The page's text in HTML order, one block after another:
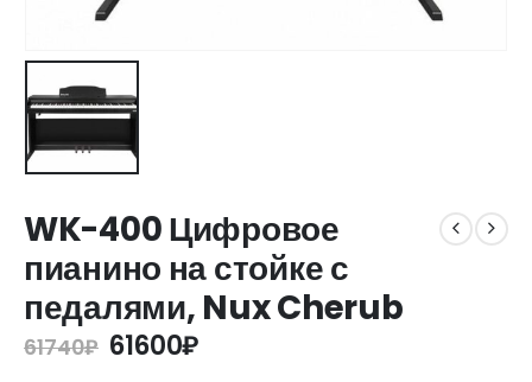
WK-400 Цифровое
пианино на стойке с
педалями, Nux Cherub
61740₽ 61600₽